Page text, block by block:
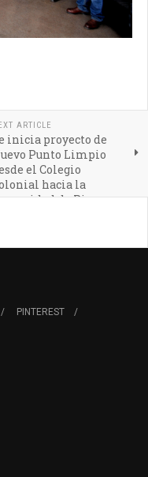
ARTICLE
inicia proyecto de
Punto Limpio
el Colegio
hacia la
de Pirque
PINTEREST